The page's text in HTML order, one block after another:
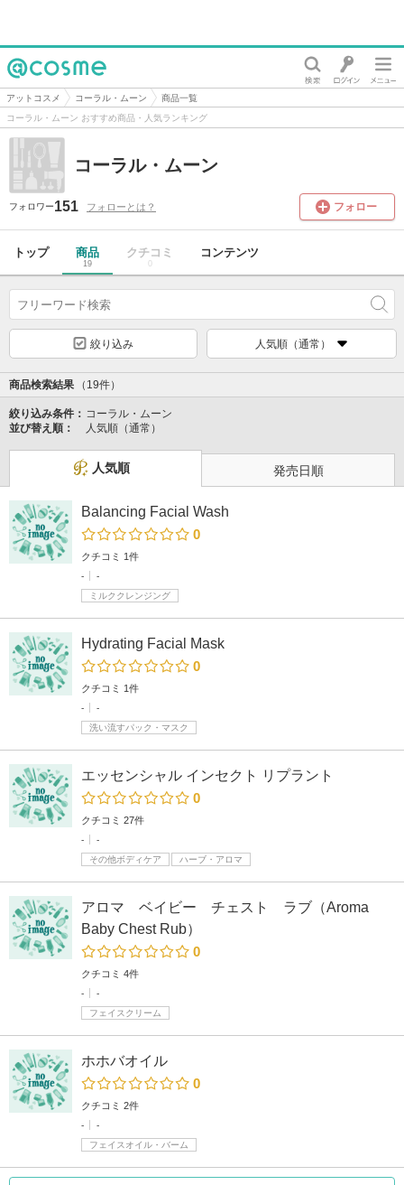
@cosme
アットコスメ コーラル・ムーン
商品一覧
コーラル・ムーン おすすめ商品・人気ランキング
コーラル・ムーン
フォロワー151 フォローとは？ フォロー
トップ 商品
19
クチコミ
0
コンテンツ
絞り込み 人気順（通常）
商品検索結果 （19件）
絞り込み条件： コーラル・ムーン
並び替え順：
人気順（通常）
人気順 発売日順
Balancing Facial Wash
0
クチコミ 1件
-
-
ミルククレンジング
Hydrating Facial Mask
0
クチコミ 1件
-
-
洗い流すパック・マスク
エッセンシャル インセクト リプラント
0
クチコミ 27件
-
-
その他ボディケア
ハーブ・アロマ
アロマ ベイビー チェスト ラブ（Aroma
Baby Chest Rub）
0
クチコミ 4件
-
-
フェイスクリーム
ホホバオイル
0
クチコミ 2件
-
-
フェイスオイル・バーム